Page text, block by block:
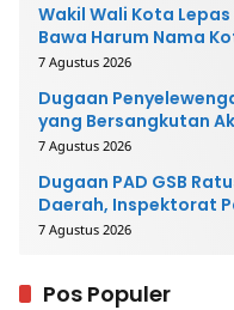
Wakil Wali Kota
Bawa Harum Nama
7 Agustus 2026
Dugaan
yang Bersangkutan
Mengembalikan Uang
7 Agustus 2026
Dugaan PAD GSB
Daerah, Inspektorat
7 Agustus 2026
Pos Populer